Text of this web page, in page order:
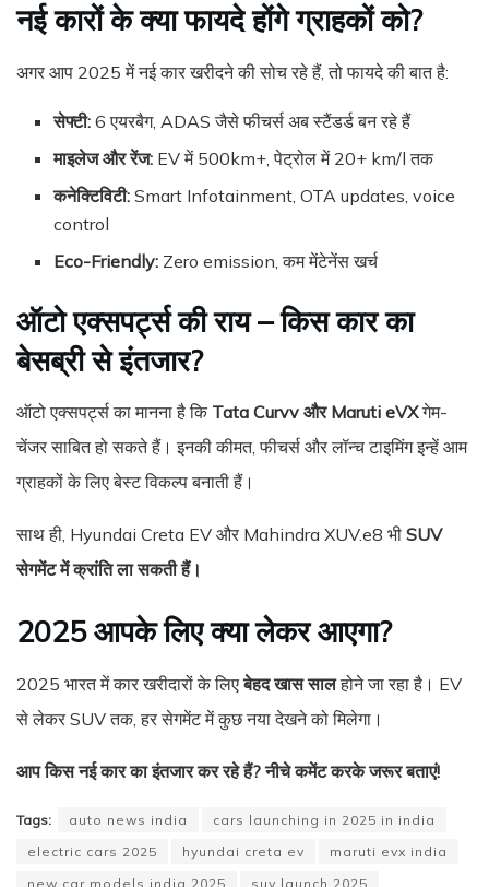
नई कारों के क्या फायदे होंगे ग्राहकों को?
अगर आप 2025 में नई कार खरीदने की सोच रहे हैं, तो फायदे की बात है:
सेफ्टी: 6 एयरबैग, ADAS जैसे फीचर्स अब स्टैंडर्ड बन रहे हैं
माइलेज और रेंज: EV में 500km+, पेट्रोल में 20+ km/l तक
कनेक्टिविटी: Smart Infotainment, OTA updates, voice
control
Eco-Friendly: Zero emission, कम मेंटेनेंस खर्च
ऑटो एक्सपर्ट्स की राय – किस कार का
बेसब्री से इंतजार?
ऑटो एक्सपर्ट्स का मानना है कि Tata Curvv और Maruti eVXगेम-
चेंजर साबित हो सकते हैं। इनकी कीमत, फीचर्स और लॉन्च टाइमिंग इन्हें आम
ग्राहकों के लिए बेस्ट विकल्प बनाती हैं।
साथ ही, Hyundai Creta EV और Mahindra XUV.e8 भी SUV
सेगमेंट में क्रांति ला सकती हैं।
2025 आपके लिए क्या लेकर आएगा?
2025 भारत में कार खरीदारों के लिएबेहद खास सालहोने जा रहा है। EV
से लेकर SUV तक, हर सेगमेंट में कुछ नया देखने को मिलेगा।
आप किस नई कार का इंतजार कर रहे हैं? नीचे कमेंट करके जरूर बताएं!
Tags: auto news india
cars launching in 2025 in india
electric cars 2025
hyundai creta ev
maruti evx india
new car models india 2025
suv launch 2025